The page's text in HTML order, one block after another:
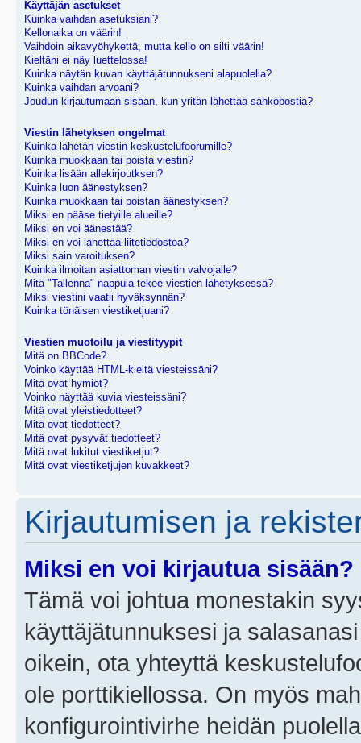
Käyttäjän asetukset
Kuinka vaihdan asetuksiani?
Kellonaika on väärin!
Vaihdoin aikavyöhykettä, mutta kello on silti väärin!
Kieltäni ei näy luettelossa!
Kuinka näytän kuvan käyttäjätunnukseni alapuolella?
Kuinka vaihdan arvoani?
Joudun kirjautumaan sisään, kun yritän lähettää sähköpostia?
Viestin lähetyksen ongelmat
Kuinka lähetän viestin keskustelufoorumille?
Kuinka muokkaan tai poista viestin?
Kuinka lisään allekirjoutksen?
Kuinka luon äänestyksen?
Kuinka muokkaan tai poistan äänestyksen?
Miksi en pääse tietyille alueille?
Miksi en voi äänestää?
Miksi en voi lähettää liitetiedostoa?
Miksi sain varoituksen?
Kuinka ilmoitan asiattoman viestin valvojalle?
Mitä "Tallenna" nappula tekee viestien lähetyksessä?
Miksi viestini vaatii hyväksynnän?
Kuinka tönäisen viestiketjuani?
Viestien muotoilu ja viestityypit
Mitä on BBCode?
Voinko käyttää HTML-kieltä viesteissäni?
Mitä ovat hymiöt?
Voinko näyttää kuvia viesteissäni?
Mitä ovat yleistiedotteet?
Mitä ovat tiedotteet?
Mitä ovat pysyvät tiedotteet?
Mitä ovat lukitut viestiketjut?
Mitä ovat viestiketjujen kuvakkeet?
Kirjautumisen ja
Miksi en voi kirjautua sisään?
Tämä voi johtua monestakin
käyttäjätunnuksesi ja
oikein, ota yhteyttä
ole porttikiellossa. On myös
konfigurointivirhe heidän